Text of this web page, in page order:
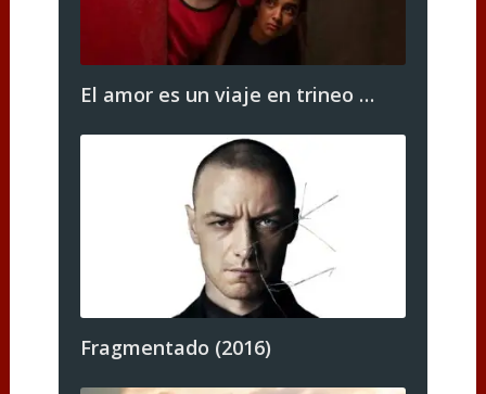
El amor es un viaje en trineo …
Fragmentado (2016)